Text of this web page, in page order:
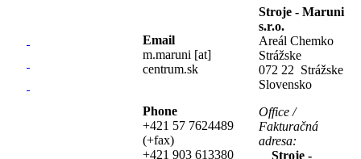
Email
m.maruni [at]
centrum.sk
Phone
+421 57 7624489
(+fax)
+421 903 613380
Stroje - Maruni
s.r.o.
Areál Chemko
Strážske
072 22 Strážske
Slovensko
Office /
Fakturačná
adresa:
Stroje -